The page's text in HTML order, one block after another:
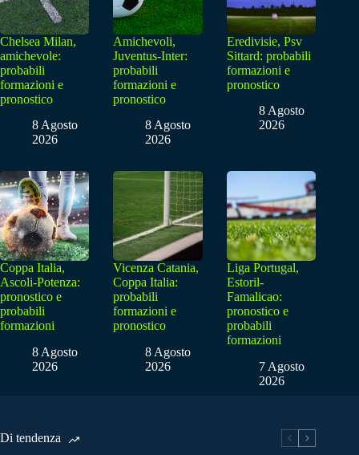
Chelsea Milan,
amichevole:
probabili
formazioni e
pronostico
8 Agosto
2026
Amichevoli,
Juventus-Inter:
probabili
formazioni e
pronostico
8 Agosto
2026
Eredivisie, Psv
Sittard: probabili
formazioni e
pronostico
8 Agosto
2026
Coppa Italia,
Ascoli-Potenza:
pronostico e
probabili
formazioni
8 Agosto
2026
Vicenza Catania,
Coppa Italia:
probabili
formazioni e
pronostico
8 Agosto
2026
Liga Portugal,
Estoril-
Famalicao:
pronostico e
probabili
formazioni
7 Agosto
2026
Di tendenza